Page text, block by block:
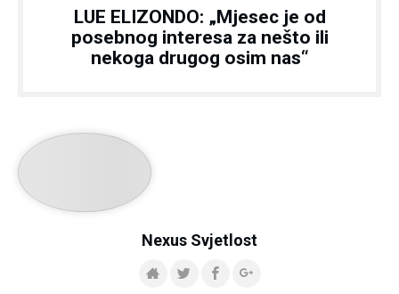
LUE ELIZONDO: „Mjesec je od
posebnog interesa za nešto ili
nekoga drugog osim nas“
Nexus Svjetlost